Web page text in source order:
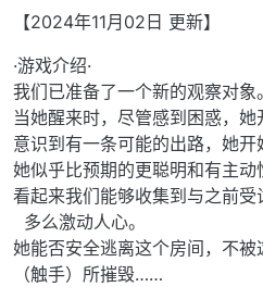
【2024年11月02日 更新】
·游戏介绍·
我们已准备了一个新的观察对象。
当她醒来时，尽管感到困惑，她
意识到有一条可能的出路，她开
她似乎比预期的更聪明和有主动
看起来我们能够收集到与之前受
多么激动人心。
她能否安全逃离这个房间，不
（触手）所摧毁……